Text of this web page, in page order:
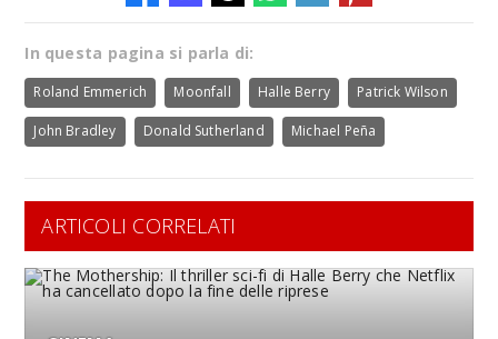
In questa pagina si parla di:
Roland Emmerich Moonfall Halle Berry Patrick Wilson
John Bradley Donald Sutherland Michael Peña
ARTICOLI CORRELATI